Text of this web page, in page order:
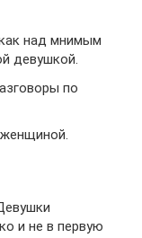
над мнимым
девушкой.
по
и не в первую